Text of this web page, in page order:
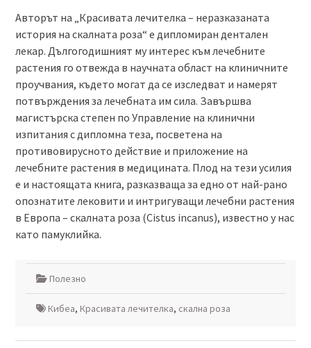
Авторът на „Красивата лечителка – неразказаната
история на скалната роза“ е дипломиран дентален
лекар. Дългогодишният му интерес към лечебните
растения го отвежда в научната област на клиничните
проучвания, където могат да се изследват и намерят
потвърждения за лечебната им сила. Завършва
магистърска степен по Управление на клинични
изпитания с дипломна теза, посветена на
противовирусното действие и приложение на
лечебните растения в медицината. Плод на тези усилия
е и настоящата книга, разказваща за едно от най-рано
опознатите лековити и интригуващи лечебни растения
в Европа – скалната роза (Cistus incanus), известно у нас
като памуклийка.
Полезно
Кибеа, Красивата лечителка, скална роза